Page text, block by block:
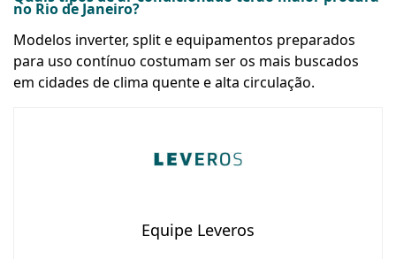
no Rio de Janeiro?
Modelos inverter, split e equipamentos preparados
para uso contínuo costumam ser os mais buscados
em cidades de clima quente e alta circulação.
Equipe Leveros